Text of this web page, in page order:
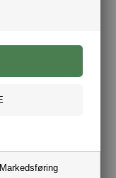
Markedsføring